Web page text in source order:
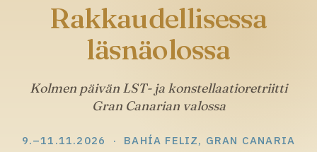
Rakkaudellisessa
läsnäolossa
Kolmen päivän LST- ja konstellaatioretriitti
Gran Canarian valossa
9.–11.11.2026 · BAHÍA FELIZ, GRAN CANARIA